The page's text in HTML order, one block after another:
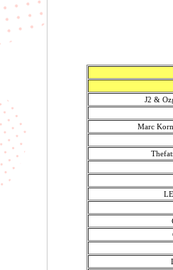
J2 &
Marc